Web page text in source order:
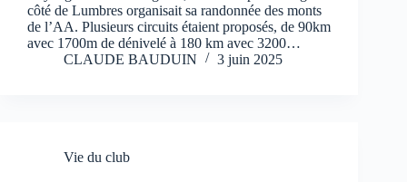
côté de Lumbres organisait sa randonnée des monts
de l’AA. Plusieurs circuits étaient proposés, de 90km
avec 1700m de dénivelé à 180 km avec 3200…
CLAUDE BAUDUIN
3 juin 2025
Vie du club